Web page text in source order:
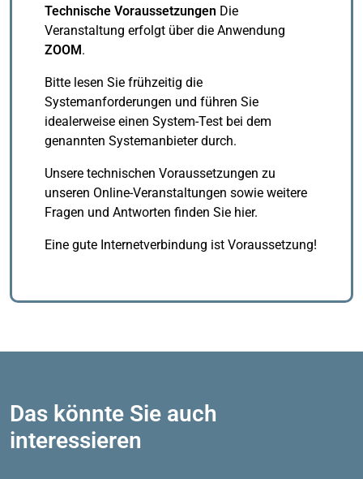
Technische Voraussetzungen Die
Veranstaltung erfolgt über die Anwendung
ZOOM.
Bitte lesen Sie frühzeitig die
Systemanforderungen und führen Sie
idealerweise einen System-Test bei dem
genannten Systemanbieter durch.
Unsere technischen Voraussetzungen zu
unseren Online-Veranstaltungen sowie weitere
Fragen und Antworten finden Sie hier.
Eine gute Internetverbindung ist Voraussetzung!
Das könnte Sie auch
interessieren